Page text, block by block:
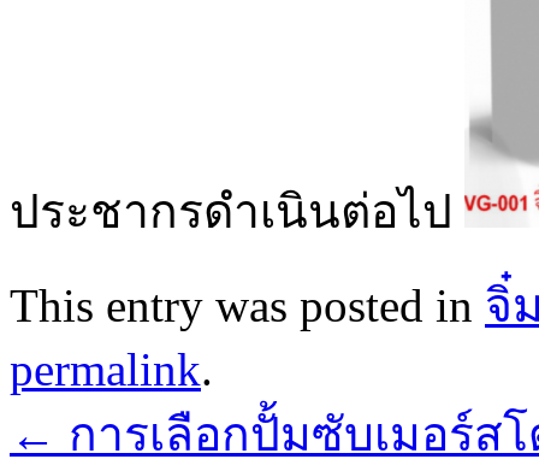
ประชากรดำเนินต่อไป
This entry was posted in จิ๋
permalink.
← การเลือกปั้มซับเมอร์ส